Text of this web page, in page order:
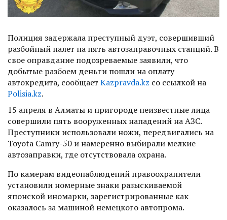
Полиция задержала преступный дуэт, совершивший
разбойный налет на пять автозаправочных станций. В
свое оправдание подозреваемые заявили, что
добытые разбоем деньги пошли на оплату
автокредита, сообщает Kazpravda.kz со ссылкой на
Polisia.kz.
15 апреля в Алматы и пригороде неизвестные лица
совершили пять вооруженных нападений на АЗС.
Преступники использовали ножи, передвигались на
Toyota Camry-50 и намеренно выбирали мелкие
автозаправки, где отсутствовала охрана.
По камерам видеонаблюдений правоохранители
установили номерные знаки разыскиваемой
японской иномарки, зарегистрированные как
оказалось за машиной немецкого автопрома.